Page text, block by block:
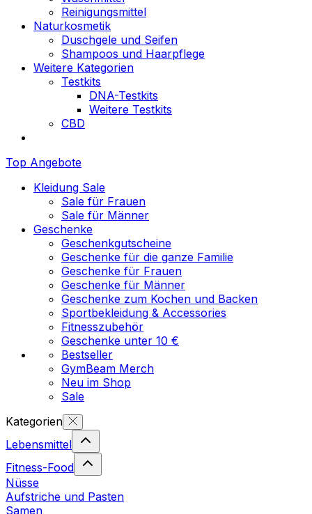
Reinigungsmittel
Naturkosmetik
Duschgele und Seifen
Shampoos und Haarpflege
Weitere Kategorien
Testkits
DNA-Testkits
Weitere Testkits
CBD
Top Angebote
Kleidung Sale
Sale für Frauen
Sale für Männer
Geschenke
Geschenkgutscheine
Geschenke für die ganze Familie
Geschenke für Frauen
Geschenke für Männer
Geschenke zum Kochen und Backen
Sportbekleidung & Accessories
Fitnesszubehör
Geschenke unter 10 €
Bestseller
GymBeam Merch
Neu im Shop
Sale
Kategorien
Lebensmittel
Fitness-Food
Nüsse
Aufstriche und Pasten
Samen